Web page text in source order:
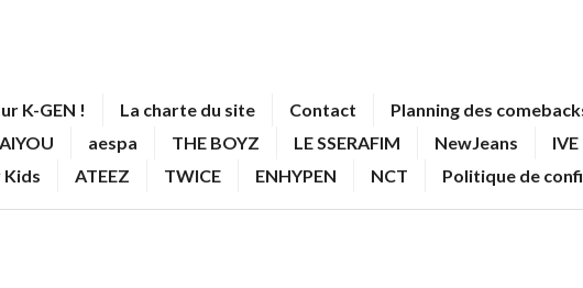
K-GEN ! La charte du site Contact Planning des
aespa THE BOYZ LE SSERAFIM NewJeans IVE
ATEEZ TWICE ENHYPEN NCT Politique de